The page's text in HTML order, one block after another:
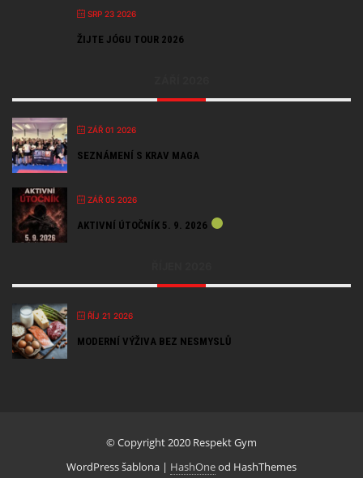
SRP 23 2026
ŽIJTE JÓGU TOUR 2026
ZÁŘ 01 2026
SEZNÁMENÍ S KRAV MAGA
ZÁŘ 05 2026
AKTIVNÍ ÚTOČNÍK 5. 9. 2026
ŘÍJ 21 2026
MODERNÍ VÝŽIVA BEZ NESMYSLŮ
© Copyright 2020 Respekt Gym
WordPress šablona | HashOneod HashThemes